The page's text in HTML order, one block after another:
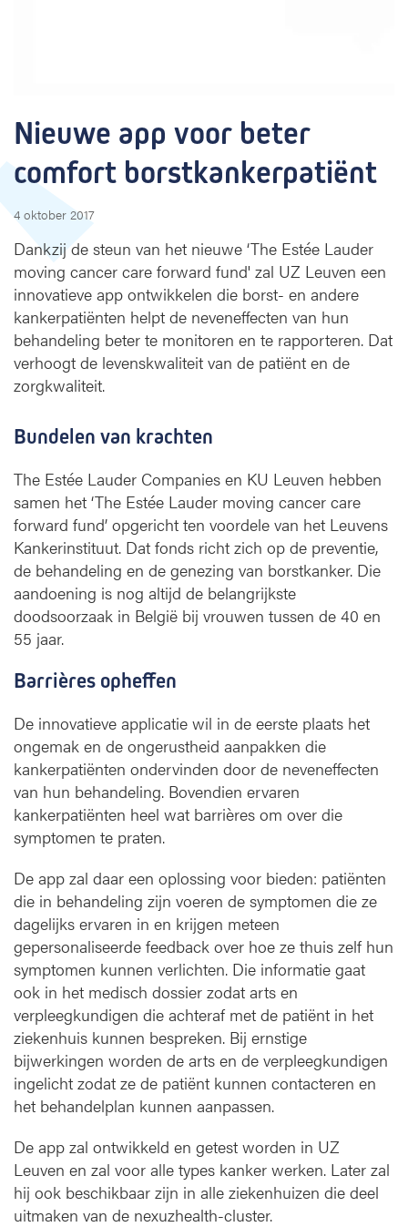
f
o
r
r
s
t
k
a
n
p
t
i
ë
n
t
Nieuwe app voor beter
comfort borstkankerpatiënt
4 oktober 2017
Dankzij de steun van het nieuwe ‘The Estée Lauder
moving cancer care forward fund' zal UZ Leuven een
innovatieve app ontwikkelen die borst- en andere
kankerpatiënten helpt de neveneffecten van hun
behandeling beter te monitoren en te rapporteren. Dat
verhoogt de levenskwaliteit van de patiënt en de
zorgkwaliteit.
Bundelen van krachten
The Estée Lauder Companies en KU Leuven hebben
samen het ‘The Estée Lauder moving cancer care
forward fund’ opgericht ten voordele van het Leuvens
Kankerinstituut. Dat fonds richt zich op de preventie,
de behandeling en de genezing van borstkanker. Die
aandoening is nog altijd de belangrijkste
doodsoorzaak in België bij vrouwen tussen de 40 en
55 jaar.
Barrières opheffen
De innovatieve applicatie wil in de eerste plaats het
ongemak en de ongerustheid aanpakken die
kankerpatiënten ondervinden door de neveneffecten
van hun behandeling. Bovendien ervaren
kankerpatiënten heel wat barrières om over die
symptomen te praten.
De app zal daar een oplossing voor bieden: patiënten
die in behandeling zijn voeren de symptomen die ze
dagelijks ervaren in en krijgen meteen
gepersonaliseerde feedback over hoe ze thuis zelf hun
symptomen kunnen verlichten. Die informatie gaat
ook in het medisch dossier zodat arts en
verpleegkundigen die achteraf met de patiënt in het
ziekenhuis kunnen bespreken. Bij ernstige
bijwerkingen worden de arts en de verpleegkundigen
ingelicht zodat ze de patiënt kunnen contacteren en
het behandelplan kunnen aanpassen.
De app zal ontwikkeld en getest worden in UZ
Leuven en zal voor alle types kanker werken. Later zal
hij ook beschikbaar zijn in alle ziekenhuizen die deel
uitmaken van de nexuzhealth-cluster.